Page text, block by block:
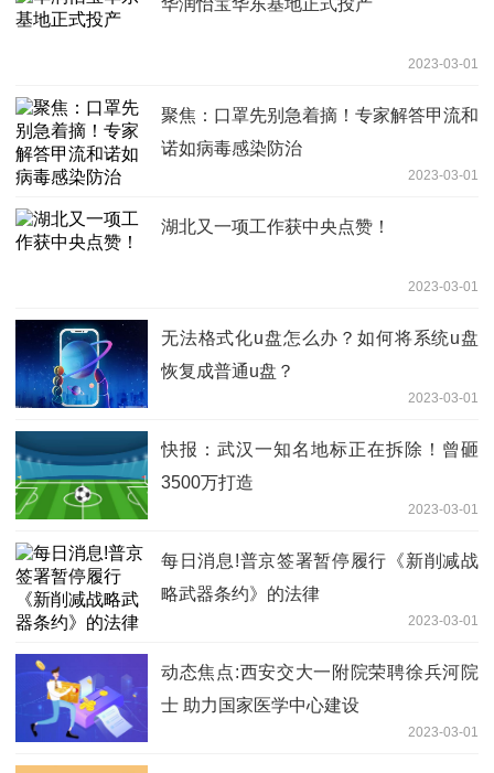
华润怡宝华东基地正式投产
2023-03-01
聚焦：口罩先别急着摘！专家解答甲流和
诺如病毒感染防治
2023-03-01
湖北又一项工作获中央点赞！
2023-03-01
无法格式化u盘怎么办？如何将系统u盘
恢复成普通u盘？
2023-03-01
快报：武汉一知名地标正在拆除！曾砸
3500万打造
2023-03-01
每日消息!普京签署暂停履行《新削减战
略武器条约》的法律
2023-03-01
动态焦点:西安交大一附院荣聘徐兵河院
士 助力国家医学中心建设
2023-03-01